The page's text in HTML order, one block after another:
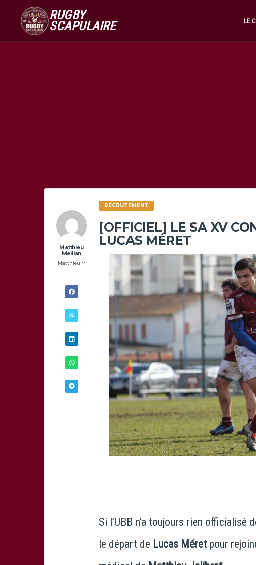
RUGBY
SCAPULAIRE LE
Matthieu
Meillan
Matthieu M
RECRUTEMENT
[OFFICIEL] LE SA XV
LUCAS MÉRET
Si l’UBB n’a toujours rien officialisé
le départ de Lucas Méretpour